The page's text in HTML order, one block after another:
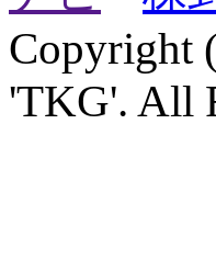
Copyright
'TKG'. All